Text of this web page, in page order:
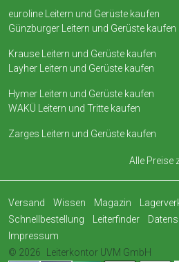
euroline Leitern und Gerüste kaufen
Günzburger Leitern und Gerüste kaufen
Krause Leitern und Gerüste kaufen
Layher Leitern und Gerüste kaufen
Hymer Leitern und Gerüste kaufen
WAKÜ Leitern und Tritte kaufen
Zarges Leitern und Gerüste kaufen
Alle Preise
Versand Wissen Magazin
Schnellbestellung
Leiterfinder
Impressum
© 2026
Leiterkontor UVM GmbH